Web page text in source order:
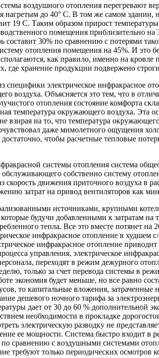
воздушного отопления перегревают
нагретым до 40° С. В том же самом здании,
19 С. Таким образом прирост
помещения приблизительно
составит 30% по сравнению с потерями
отопления помещения на 45%. И это
как правило, именно на
где хранение продукции подвержено
электрическое инфракрасное
воздуха. Объясняется это тем, что в
отопления состояние комфорта
температура окружающего воздуха.
взирая на то, что температура
даже мимолетного ощущения
чтобы расчетные тепловые
системы отопления система
собственно систему
скорость движения приточного воздуха в
затрат на привод вентиляторов как
источниками, крупными
будучи добавленными к затратам
тепла. Все это вместе потянет
инфракрасное отопление в
инфракрасное отопление
управления, электрическое
переходят в режим дежурного
только за счет перевода системы в
экономия будет меньше, но все равно
то капитальные вложения, затраченные
дешевого ночного тарифа за
дает от 30 до 60 % дополнительной
необходимости в прокладке
электрическую разводку не
ее мощности. Система быстро входит в
сравнению с воздушными системами
требуют только периодических осмотров